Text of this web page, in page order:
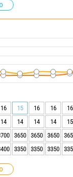
16 15 16 16
16
14 14 14 14
15
3650 3650 3650
3350 3350 3350